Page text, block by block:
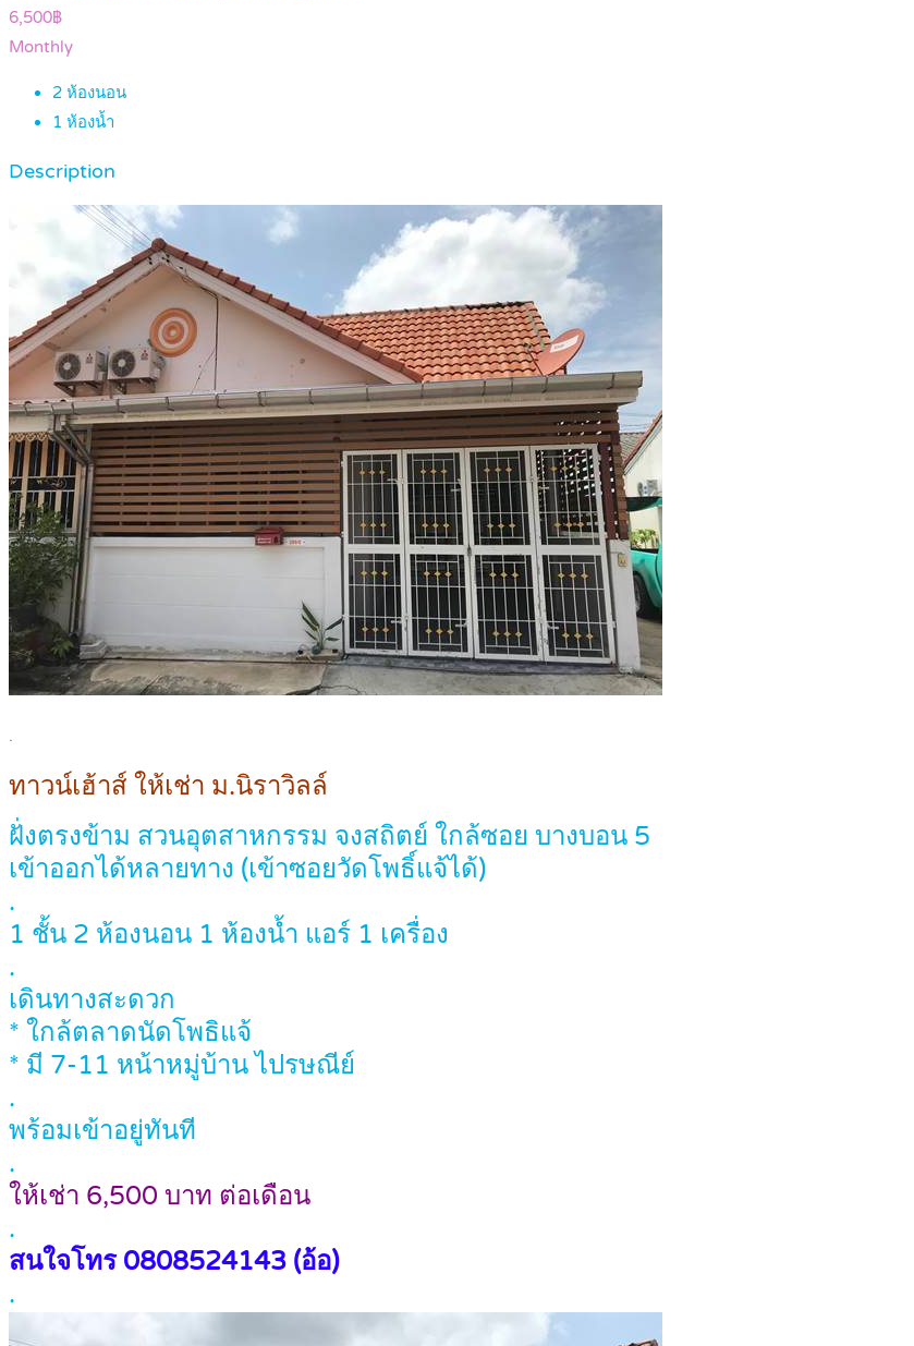
6,500฿
Monthly
2 ห้องนอน
1 ห้องน้ำ
Description
.
ทาวน์เฮ้าส์ ให้เช่า ม.นิราวิลล์
ฝั่งตรงข้าม สวนอุตสาหกรรม จงสถิตย์ ใกล้ซอย บางบอน 5
เข้าออกได้หลายทาง (เข้าซอยวัดโพธิ์แจ้ได้)
.
1 ชั้น 2 ห้องนอน 1 ห้องน้ำ แอร์ 1 เครื่อง
.
เดินทางสะดวก
* ใกล้ตลาดนัดโพธิแจ้
* มี 7-11 หน้าหมู่บ้าน ไปรษณีย์
.
พร้อมเข้าอยู่ทันที
.
ให้เช่า 6,500 บาท ต่อเดือน
.
สนใจโทร 0808524143 (อ้อ)
.